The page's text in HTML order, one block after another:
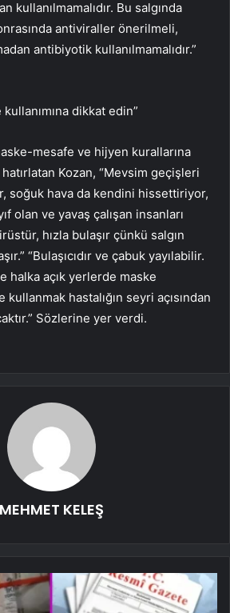
kullanılmamalıdır. Bu salgında
antiviraller önerilmeli,
antibiyotik kullanılmamalıdır.”
dikkat edin”
mesafe ve hijyen kurallarına
Kozan, “Mevsim geçişleri
soğuk hava da kendini hissettiriyor,
olan ve yavaş çalışan insanları
hızla bulaşır çünkü salgın
“Bulaşıcıdır ve çabuk yayılabilir.
halka açık yerlerde maske
kullanmak hastalığın seyri açısından
Sözlerine yer verdi.
MEHMET KELEŞ